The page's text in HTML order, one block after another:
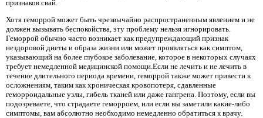
признаков свай.
Хотя геморрой может быть чрезвычайно распространенным явлением и не
должен вызывать беспокойства, эту проблему нельзя игнорировать.
Геморрой обычно часто возникает как предупреждающий признак
нездоровой диеты и образа жизни или может проявляться как симптом,
указывающий на более глубокое заболевание, которое в некоторых случаях
требует немедленной медицинской помощи.Если не лечить и не лечить в
течение длительного периода времени, геморрой также может привести к
осложнениям, таким как хроническая кровопотеря, сдавленные
геморроидальные узлы, гибель тканей или даже гангрена. Поэтому, если вы
подозреваете, что страдаете геморроем, или если вы заметили какие-либо
симптомы, вам абсолютно необходимо немедленно обратиться к врачу.